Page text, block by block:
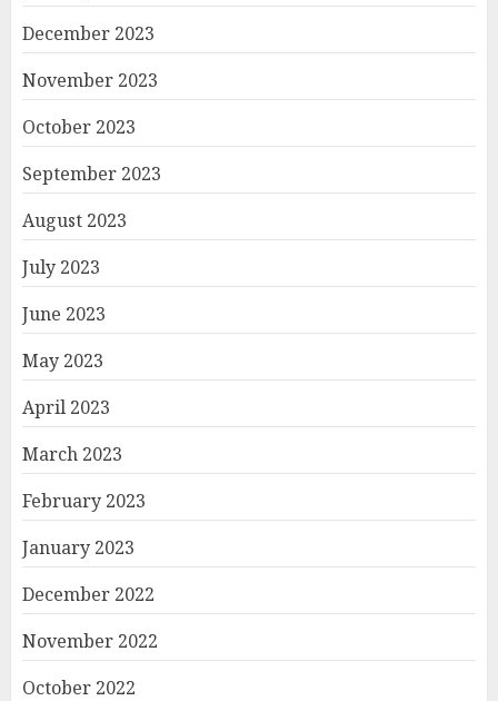
December 2023
November 2023
October 2023
September 2023
August 2023
July 2023
June 2023
May 2023
April 2023
March 2023
February 2023
January 2023
December 2022
November 2022
October 2022